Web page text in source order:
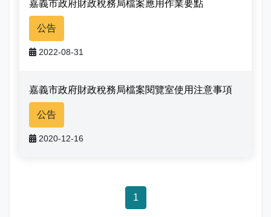
發票專區
嘉義市政府資料開放平台
常見問答
廉政園地
人事園地
志工園地
交通資訊
辦公室平面圖
績優人員
嘉義市政府財政稅務局檔案應用作業要點
公告
2022-08-31
嘉義市政府財政稅務局檔案閱覽室使用注意事項
公告
2020-12-16
1